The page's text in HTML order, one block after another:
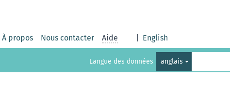
À propos Nous contacter Aide English
Langue des données anglais